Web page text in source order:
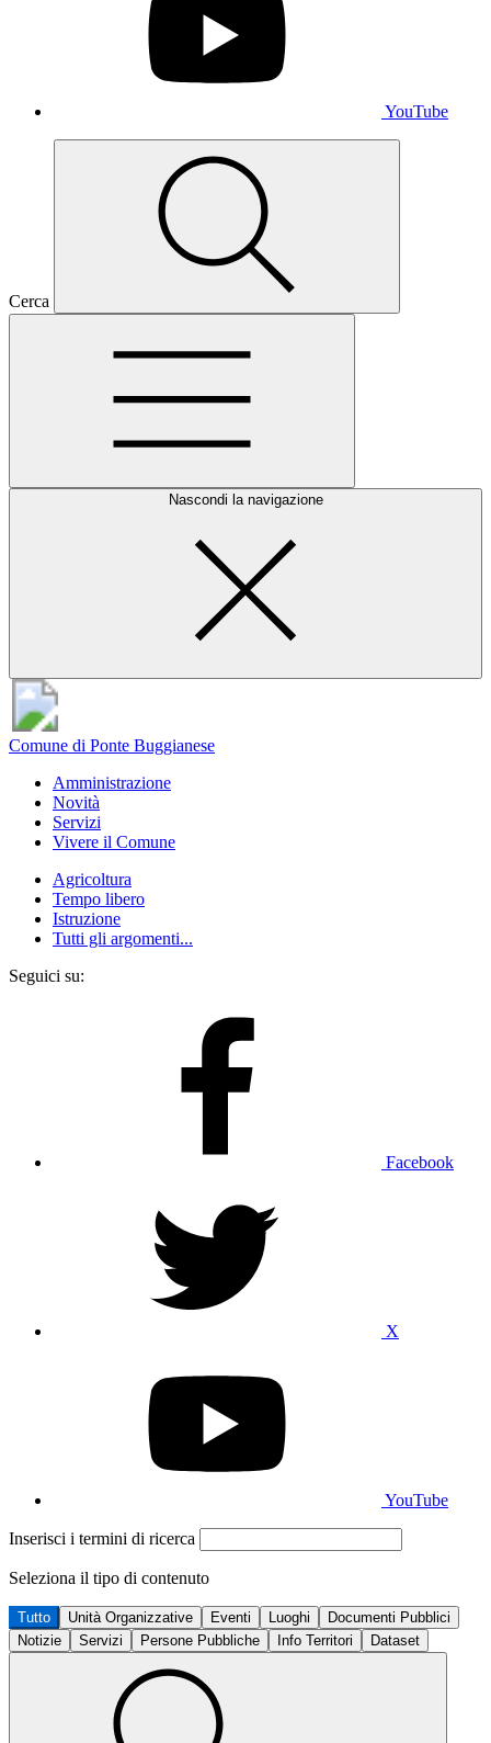
YouTube
Cerca
Nascondi la navigazione
Comune di Ponte Buggianese
Amministrazione
Novità
Servizi
Vivere il Comune
Agricoltura
Tempo libero
Istruzione
Tutti gli argomenti...
Seguici su:
Facebook
X
YouTube
Inserisci i termini di ricerca
Seleziona il tipo di contenuto
Tutto Unità Organizzative Eventi Luoghi
Documenti Pubblici
Notizie
Servizi Persone Pubbliche Info Territori Dataset